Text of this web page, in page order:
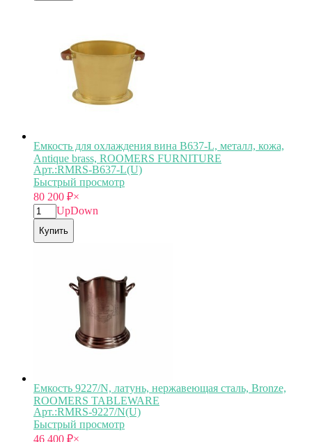
Емкость для охлаждения вина B637-L, металл, кожа,
Antique brass, ROOMERS FURNITURE
Арт.:RMRS-B637-L(U)
Быстрый просмотр
80 200 ₽×
UpDown
Купить
Емкость 9227/N, латунь, нержавеющая сталь, Bronze,
ROOMERS TABLEWARE
Арт.:RMRS-9227/N(U)
Быстрый просмотр
46 400 ₽×